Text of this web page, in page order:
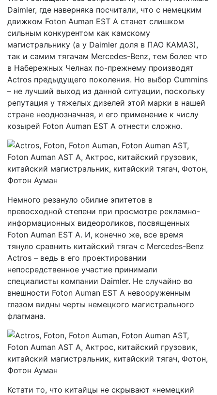
Daimler, где наверняка посчитали, что с немецким
движком Foton Auman EST A станет слишком
сильным конкурентом как камскому
магистральнику (а у Daimler доля в ПАО КАМАЗ),
так и самим тягачам Mercedes-Benz, тем более что
в Набережных Челнах по-прежнему производят
Actros предыдущего поколения. Но выбор Cummins
– не лучший выход из данной ситуации, поскольку
репутация у тяжелых дизелей этой марки в нашей
стране неоднозначная, и его применение к числу
козырей Foton Auman EST A отнести сложно.
Немного резануло обилие эпитетов в
превосходной степени при просмотре рекламно-
информационных видеороликов, посвященных
Foton Auman EST A. И, конечно же, все время
тянуло сравнить китайский тягач с Mercedes-Benz
Actros – ведь в его проектировании
непосредственное участие принимали
специалисты компании Daimler. Не случайно во
внешности Foton Auman EST A невооруженным
глазом видны черты немецкого магистрального
флагмана.
Кстати то, что китайцы не скрывают «немецкий